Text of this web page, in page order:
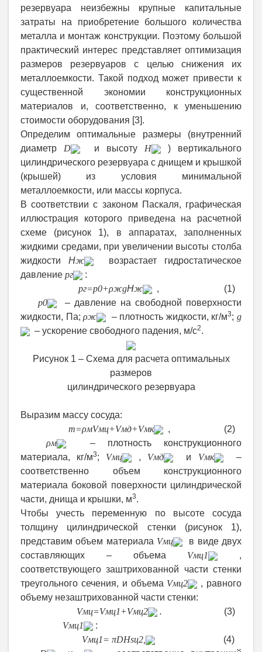
резервуара неизбежны крупные капитальные
затраты на приобретение большого количества
металла и монтаж конструкции. Поэтому большой
практический интерес представляет оптимизация
размеров резервуаров с целью снижения их
металлоемкости. Такой подход может привести к
существенной экономии конструкционных
материалов и, соответственно, к уменьшению
стоимости оборудования [3].
Определим оптимальные размеры (внутренний
диаметр D и высоту H
) вертикального
цилиндрического резервуара с днищем и крышкой
(крышей) из условия минимальной
металлоемкости, или массы корпуса.
В соответствии с законом Паскаля, графическая
иллюстрация которого приведена на расчетной
схеме (рисунок 1), в аппаратах, заполненных
жидкими средами, при увеличении высоты столба
жидкости Нж
возрастает гидростатическое
давление pг
:
pг=p0+ρжgНж ,
(1)
p0
– давление на свободной поверхности
жидкости, Па;ρж – плотность жидкости, кг/м3; g
– ускорение свободного падения, м/c2.
Рисунок 1 – Схема для расчета оптимальных
размеров
цилиндрического резервуара
Выразим массу сосуда:
m=ρмVмц+Vмд+Vмк ,
(2)
ρм
– плотность конструкционного
материала, кг/м3; Vмц , Vмд и Vмк
–
соответственно объем конструкционного
материала боковой поверхности цилиндрической
части, днища и крышки, м3.
Чтобы учесть переменную по высоте сосуда
толщину цилиндрической стенки (рисунок 1),
представим объем материала Vмц
в виде двух
составляющих – объема Vмц1
,
соответствующего заштрихованной части стенки
треугольного сечения, и объема Vмц2
, равного
объему незаштрихованной части стенки:
Vмц=Vмц1+Vмц2 .
(3)
Vмц1
:
Vмц1= πDHsц2
(4)